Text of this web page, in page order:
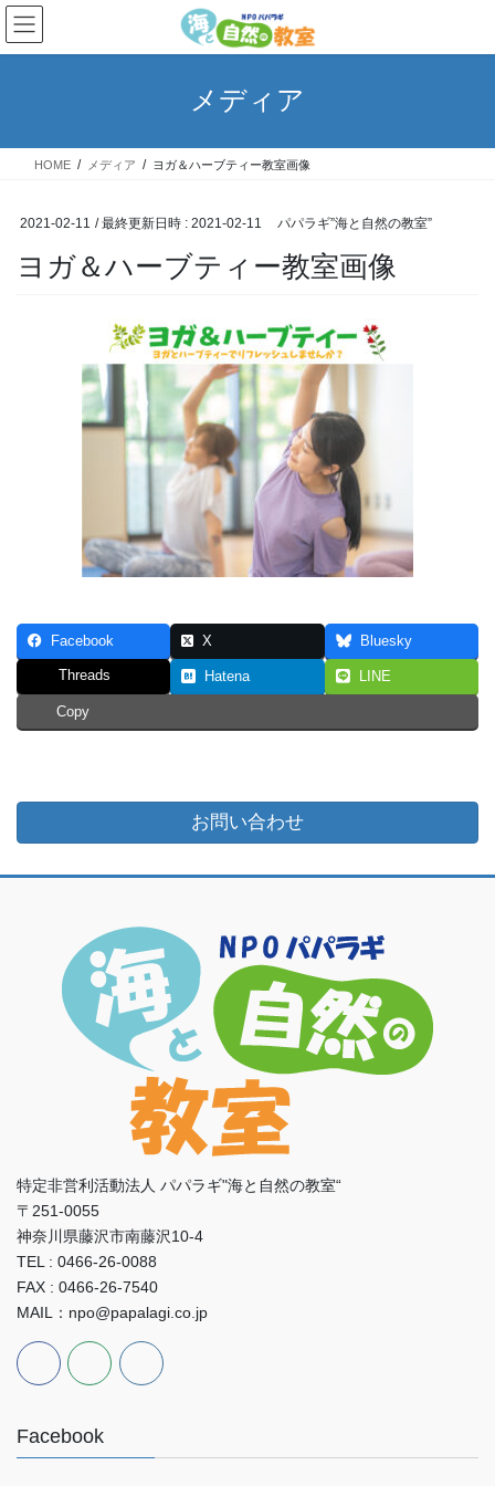
コ
ン
テ
ス
ナ
ビ
ゲ
ン
メディア
HOME メディア ヨガ＆ハーブティー教室画像
2021-02-11 / 最終更新日時 : 2021-02-11 パパラギ”海と自然の教室”
ヨガ＆ハーブティー教室画像
Facebook X Bluesky
Threads Hatena LINE
Copy
お問い合わせ
特定非営利活動法人 パパラギ"海と自然の教室“
〒251-0055
神奈川県藤沢市南藤沢10-4
TEL : 0466-26-0088
FAX : 0466-26-7540
MAIL：npo@papalagi.co.jp
Facebook